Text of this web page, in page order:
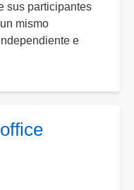
sus participantes
mismo
e